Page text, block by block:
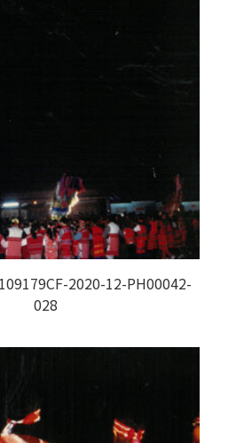
2020-12-PH00042-
028